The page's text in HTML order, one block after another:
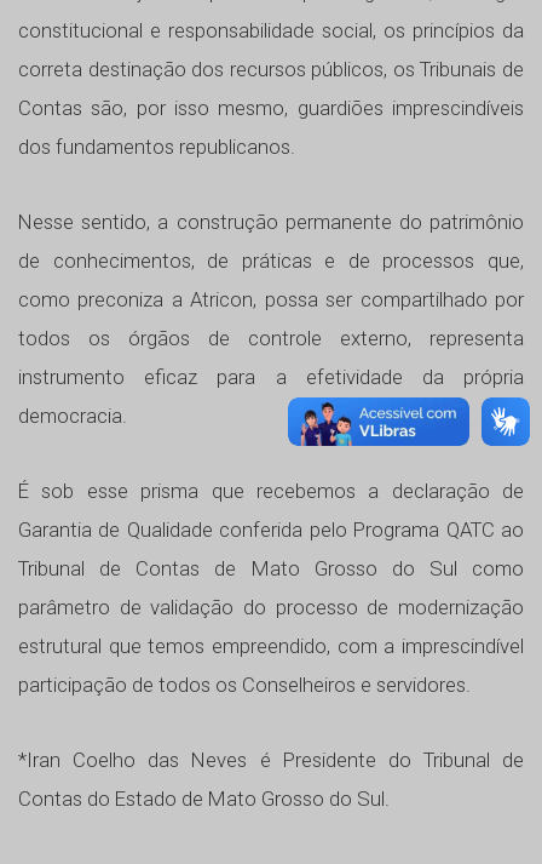
constitucional e responsabilidade social, os princípios da
correta destinação dos recursos públicos, os Tribunais de
Contas são, por isso mesmo, guardiões imprescindíveis
dos fundamentos republicanos.
Nesse sentido, a construção permanente do patrimônio
de conhecimentos, de práticas e de processos que,
como preconiza a Atricon, possa ser compartilhado por
todos os órgãos de controle externo, representa
instrumento eficaz para a efetividade da própria
democracia.
É sob esse prisma que recebemos a declaração de
Garantia de Qualidade conferida pelo Programa QATC ao
Tribunal de Contas de Mato Grosso do Sul como
parâmetro de validação do processo de modernização
estrutural que temos empreendido, com a imprescindível
participação de todos os Conselheiros e servidores.
*Iran Coelho das Neves é Presidente do Tribunal de
Contas do Estado de Mato Grosso do Sul.